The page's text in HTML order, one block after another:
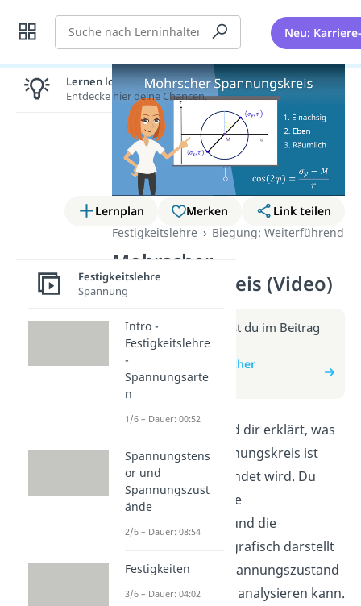
Suche Neu:
Lernplan Merken
Link teilen
Festigkeitslehre
Biegung: Weiterführend
Mohrscher
Spannungskreis (Video)
Weitere Infos erhältst du im Beitrag
zum Video
zum Beitrag: Mohrscher
Spannungskreis
In diesem Video wird dir erklärt, was
der Mohrsche Spannungskreis ist
und wofür er verwendet wird. Du
erfährst, wie man die
Hauptspannungen und die
Schubspannungen grafisch darstellt
und wie man den Spannungszustand
eines Bauteils damit analysieren kann.
Lernen lohnt sich!
Entdecke hier deine Chancen.
Festigkeitslehre
Spannung
Intro -
Festigkeitslehre
-
Spannungsarte
n
1/6 – Dauer: 00:52
Spannungstens
or und
Spannungszust
ände
2/6 – Dauer: 08:54
Festigkeiten
3/6 – Dauer: 04:02